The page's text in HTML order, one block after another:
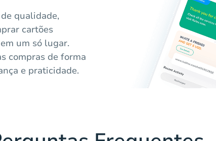
qualidade,
cartões
um só lugar.
compras de forma
e praticidade.